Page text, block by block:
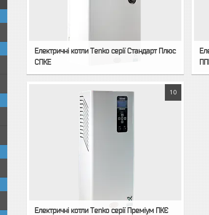
Електричні котли Tenko серії Стандарт Плюс
СПКЕ
10
Електричні котли Tenko серії Преміум ПКЄ